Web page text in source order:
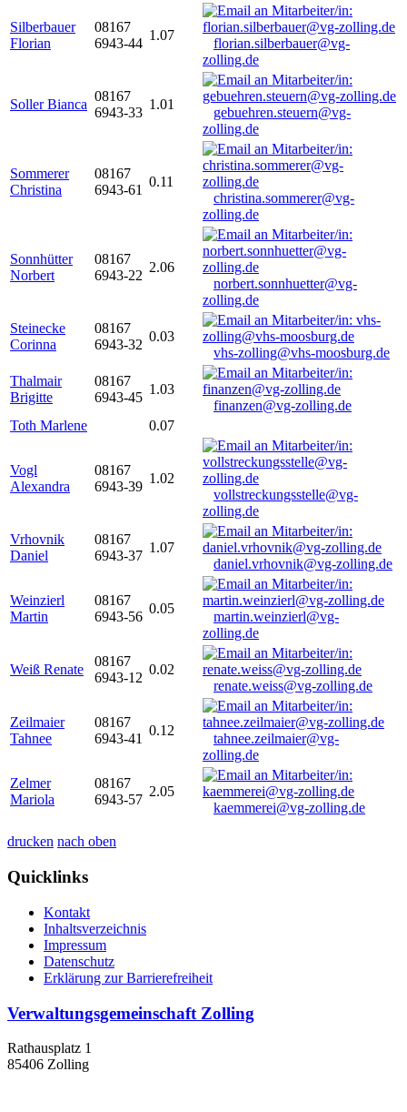
Silberbauer
Florian
08167
6943-44
1.07
florian.silberbauer@vg-
zolling.de
Soller Bianca
08167
6943-33
1.01
gebuehren.steuern@vg-
zolling.de
Sommerer
Christina
08167
6943-61
0.11
christina.sommerer@vg-
zolling.de
Sonnhütter
Norbert
08167
6943-22
2.06
norbert.sonnhuetter@vg-
zolling.de
Steinecke
Corinna
08167
6943-32
0.03
vhs-zolling@vhs-moosburg.de
Thalmair
Brigitte
08167
6943-45
1.03
finanzen@vg-zolling.de
Toth Marlene
0.07
Vogl
Alexandra
08167
6943-39
1.02
vollstreckungsstelle@vg-
zolling.de
Vrhovnik
Daniel
08167
6943-37
1.07
daniel.vrhovnik@vg-zolling.de
Weinzierl
Martin
08167
6943-56
0.05
martin.weinzierl@vg-
zolling.de
Weiß Renate
08167
6943-12
0.02
renate.weiss@vg-zolling.de
Zeilmaier
Tahnee
08167
6943-41
0.12
tahnee.zeilmaier@vg-
zolling.de
Zelmer
Mariola
08167
6943-57
2.05
kaemmerei@vg-zolling.de
drucken nach oben
Quicklinks
Kontakt
Inhaltsverzeichnis
Impressum
Datenschutz
Erklärung zur Barrierefreiheit
Verwaltungsgemeinschaft Zolling
Rathausplatz 1
85406 Zolling